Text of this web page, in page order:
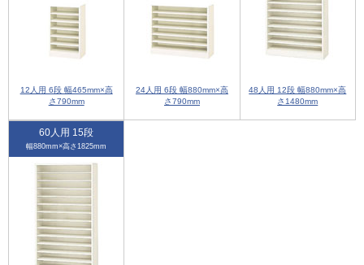
12人用 6段 幅465mm×高
さ790mm
24人用 6段 幅880mm×高
さ790mm
48人用 12段 幅880mm×高
さ1480mm
60人用 15段
幅880mm×高さ1825mm